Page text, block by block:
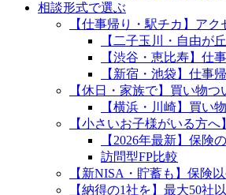
相談形式で選ぶ
【仕事帰り・駅チカ】ア
【二子玉川・自由が
【渋谷・恵比寿】仕
【新宿・池袋】仕事
【休日・家族で】買い物
【横浜・川崎】買い
【小さいお子様がいる方
【2026年最新】保険
訪問型FP比較
【新NISA・貯蓄も】保険
【納得の1社を】最大50社